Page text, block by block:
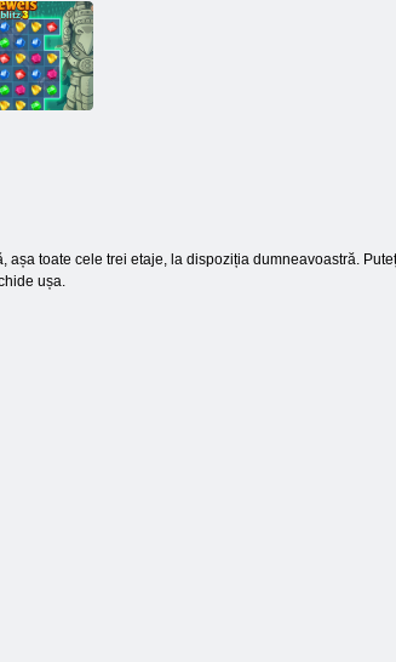
Mas
toate cele trei etaje, la dispoziția dumneavoastră.
ușa.